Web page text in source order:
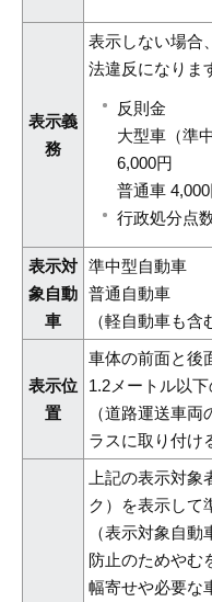
表示義
務
表示しない場合
法違反になりま
反則金
大型車（準
6,000円
普通車
行政処分点
表示対
象自動
車
準中型自動車
普通自動車
（軽自動車も含
表示位
置
車体の前面と後
1.2メートル以
（道路運送車
ラスに取り付け
上記の表示対象
ク）を表示して
（表示対象自
防止のためやむ
幅寄せや必要な